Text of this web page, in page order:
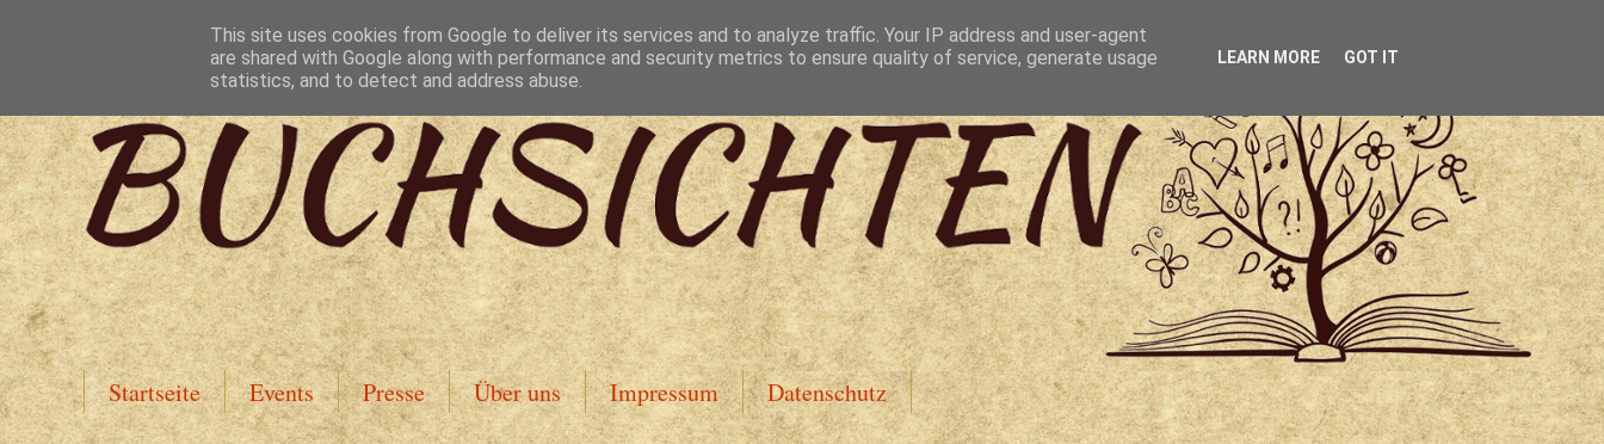
Startseite Events Presse Über uns Impressum Datenschutz
This site uses cookies from Google to deliver its services and to analyze traffic. Your IP address and user-agent
are shared with Google along with performance and security metrics to ensure quality of service, generate usage
statistics, and to detect and address abuse.
LEARN MORE GOT IT